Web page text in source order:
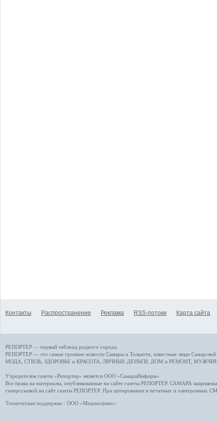
Контакты Распространение Реклама RSS-потоки Карта сайта
РЕПОРТЕР — первый таблоид родного города.
РЕПОРТЕР — это самые громкие новости Самары и Тольятти, известные люди
МОДА, СТИЛЬ ЗДОРОВЬЕ и КРАСОТА ЛИЧНЫЕ ДЕНЬГИ ДОМ и РЕМОНТ,
Учредителем газеты «Репортер» является ООО «СамараИнформ»
Все права на материалы, опубликованные на сайте газеты РЕПОРТЕР. САМАРА защищены.
гиперссылкой на сайт газеты РЕПОРТЕР. При цитировании в печатных и электронных
Техническая поддержка - ООО «Медиасервис»